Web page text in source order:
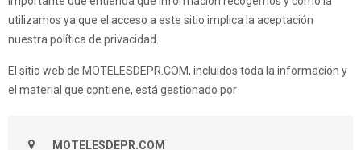
utilizamos ya que el acceso a este sitio implica la aceptación
nuestra política de privacidad.
El sitio web de MOTELESDEPR.COM, incluidos toda la información y
el material que contiene, está gestionado por
MOTELESDEPR.COM